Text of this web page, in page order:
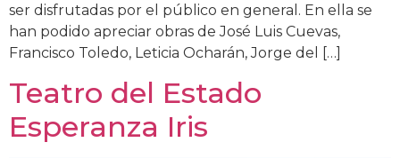
ser disfrutadas por el público en general. En ella se
han podido apreciar obras de José Luis Cuevas,
Francisco Toledo, Leticia Ocharán, Jorge del […]
Teatro del Estado
Esperanza Iris